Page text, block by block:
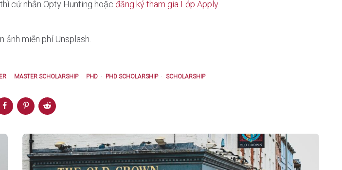
cứ nhắn Opty Hunting hoặc đăng ký tham gia Lớp Apply
miễn phí Unsplash.
MASTER SCHOLARSHIP PHD PHD SCHOLARSHIP SCHOLARSHIP